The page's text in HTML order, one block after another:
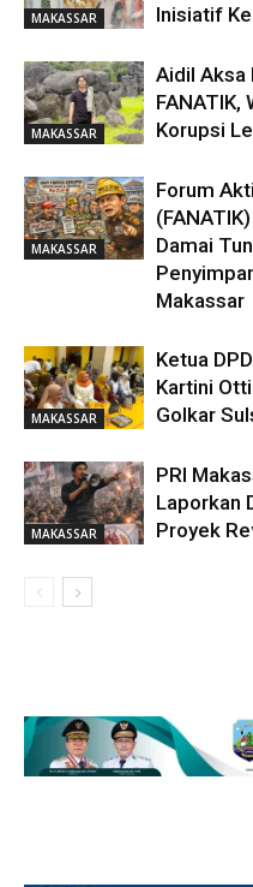
MAKASSAR
Inisiatif
MAKASSAR
Aidil Aksa
FANATIK,
Korupsi
MAKASSAR
Forum
Damai
Makassar
MAKASSAR
Ketua
Kartini
Golkar
MAKASSAR
PRI
Laporkan
Proyek